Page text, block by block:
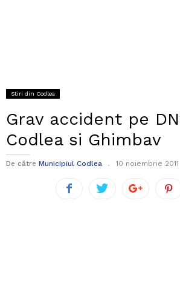
Stiri din Codlea
Grav accident pe
Codlea si Ghimbav
De către Municipiul Codlea 10 noiembrie 2011